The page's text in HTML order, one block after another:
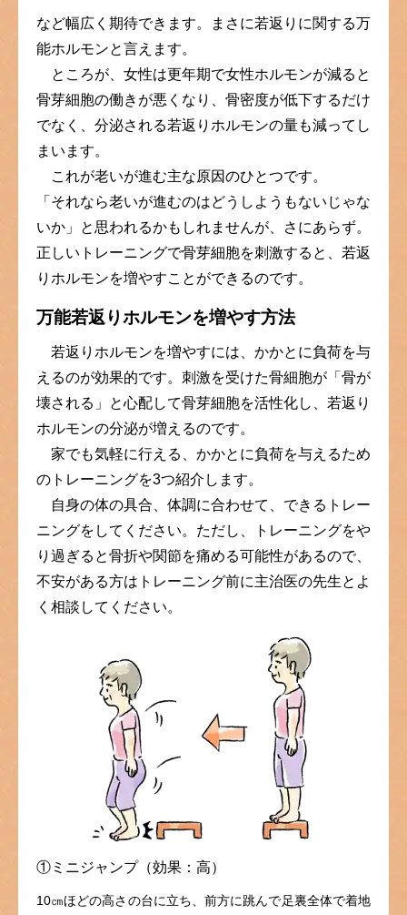
など幅広く期待できます。まさに若返りに関する万
能ホルモンと言えます。
ところが、女性は更年期で女性ホルモンが減ると
骨芽細胞の働きが悪くなり、骨密度が低下するだけ
でなく、分泌される若返りホルモンの量も減ってし
まいます。
これが老いが進む主な原因のひとつです。
「それなら老いが進むのはどうしようもないじゃな
いか」と思われるかもしれませんが、さにあらず。
正しいトレーニングで骨芽細胞を刺激すると、若返
りホルモンを増やすことができるのです。
万能若返りホルモンを増やす方法
若返りホルモンを増やすには、かかとに負荷を与
えるのが効果的です。刺激を受けた骨細胞が「骨が
壊される」と心配して骨芽細胞を活性化し、若返り
ホルモンの分泌が増えるのです。
家でも気軽に行える、かかとに負荷を与えるため
のトレーニングを3つ紹介します。
自身の体の具合、体調に合わせて、できるトレー
ニングをしてください。ただし、トレーニングをや
り過ぎると骨折や関節を痛める可能性があるので、
不安がある方はトレーニング前に主治医の先生とよ
く相談してください。
①ミニジャンプ（効果：高）
10㎝ほどの高さの台に立ち、前方に跳んで足裏全体で着地